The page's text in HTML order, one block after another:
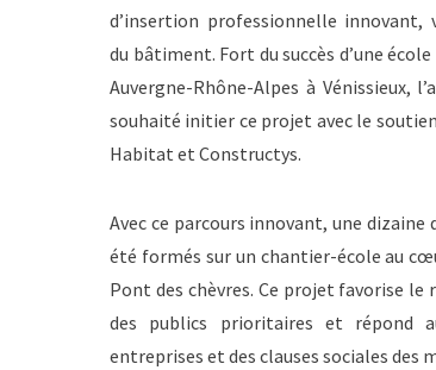
d’insertion professionnelle innovant,
du bâtiment. Fort du succès d’une
Auvergne-Rhône-Alpes à Vénissieux,
souhaité initier ce projet avec le
Habitat et Constructys.
Avec ce parcours innovant, une dizaine
été formés sur un chantier-école au
Pont des chèvres. Ce projet favorise le
des publics prioritaires et répond
entreprises et des clauses sociales des